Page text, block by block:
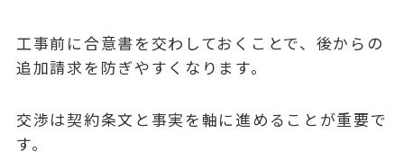
工事前に合意書を交わしておくことで、後からの
追加請求を防ぎやすくなります。
交渉は契約条文と事実を軸に進めることが重要で
す。